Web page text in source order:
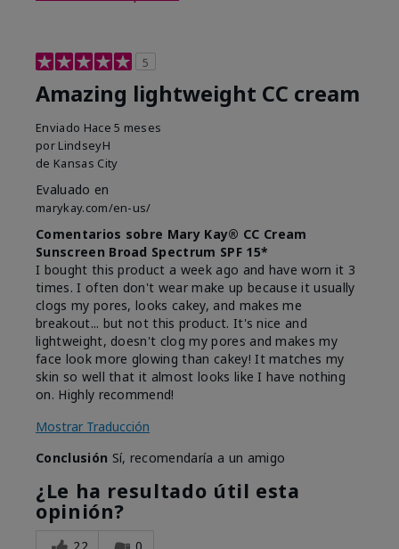
5
Amazing lightweight CC cream
Enviado Hace 5 meses
por LindseyH
de Kansas City
Evaluado en
marykay.com/en-us/
Comentarios sobre Mary Kay® CC Cream
Sunscreen Broad Spectrum SPF 15*
I bought this product a week ago and have worn it 3
times. I often don't wear make up because it usually
clogs my pores, looks cakey, and makes me
breakout... but not this product. It's nice and
lightweight, doesn't clog my pores and makes my
face look more glowing than cakey! It matches my
skin so well that it almost looks like I have nothing
on. Highly recommend!
Mostrar Traducción
Conclusión Sí, recomendaría a un amigo
¿Le ha resultado útil esta
opinión?